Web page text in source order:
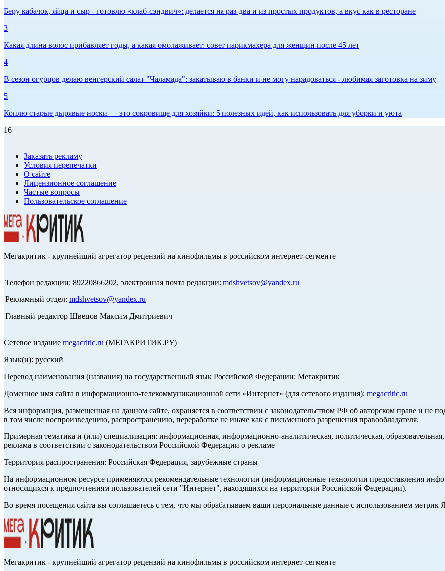
Беру кабачок, яйца и сыр - готовлю «клаб-сэндвич»: делается на раз-два и из простых продуктов, а вкус как в ресторане
3
Какая длина волос прибавляет годы, а какая омолаживает: совет парикмахера для женщин после 45 лет
4
В сезон огурцов делаю венгерский салат "Чаламада": закатываю в банки и не могу нарадоваться - любимая заготовка на зиму
5
Коплю старые дырявые носки — это сокровище для хозяйки: 5 полезных идей, как использовать для уборки и уюта
16+
Заказать рекламу
Условия перепечатки
О сайте
Лицензионное соглашение
Частые вопросы
Пользовательское соглашение
Мегакритик - крупнейший агрегатор рецензий на кинофильмы в российском интернет-сегменте
Телефон редакции: 89220866202, электронная почта редакции: mdshvetsov@yandex.ru
Рекламный отдел: mdshvetsov@yandex.ru
Главный редактор Швецов Максим Дмитриевич
Сетевое издание megacritic.ru (МЕГАКРИТИК.РУ)
Язык(и): русский
Перевод наименования (названия) на государственный язык Российской Федерации: Мегакритик
Доменное имя сайта в информационно-телекоммуникационной сети «Интернет» (для сетевого издания): megacritic.ru
Вся информация, размещенная на данном сайте, охраняется в соответствии с законодательством РФ об авторском праве и
в том числе воспроизведению, распространению, переработке не иначе как с письменного разрешения правообладателя.
Примерная тематика и (или) специализация: информационная, информационно-аналитическая, политическая, образовательная,
реклама в соответствии с законодательством Российской Федерации о рекламе
Территория распространения: Российская Федерация, зарубежные страны
На информационном ресурсе применяются рекомендательные технологии (информационные технологии предоставления
относящихся к предпочтениям пользователей сети "Интернет", находящихся на территории Российской Федерации).
Во время посещения сайта вы соглашаетесь с тем, что мы обрабатываем ваши персональные данные с использованием метрик
Мегакритик - крупнейший агрегатор рецензий на кинофильмы в российском интернет-сегменте